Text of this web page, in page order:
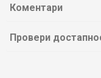
Коментари
Провери